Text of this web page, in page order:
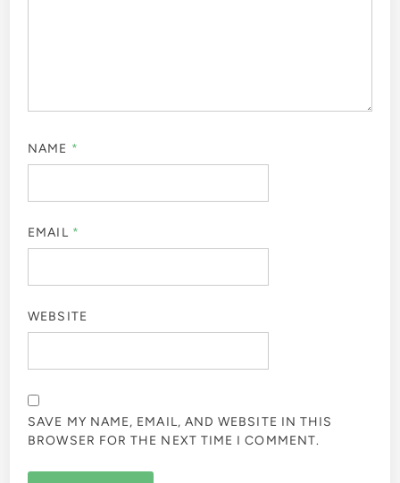
NAME *
EMAIL *
WEBSITE
SAVE MY NAME, EMAIL, AND WEBSITE IN THIS
BROWSER FOR THE NEXT TIME I COMMENT.